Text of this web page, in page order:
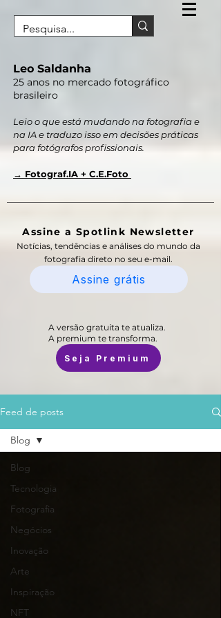
Leo Saldanha
25 anos no mercado fotográfico
brasileiro
Leio o que está mudando na fotografia e
na IA e traduzo isso em decisões práticas
para fotógrafos profissionais.
→ Fotograf.IA + C.E.Foto
Assine a Spotlink Newsletter
Notícias, tendências e análises do mundo da
fotografia direto no seu e-mail.
Assine grátis
A versão gratuita te atualiza.
A premium te transforma.
Seja Premium
Feed de posts
Blog
Tecnologia
Fotografia
Negócios
Inovação
Arte
Inspiração
NFT
Blog